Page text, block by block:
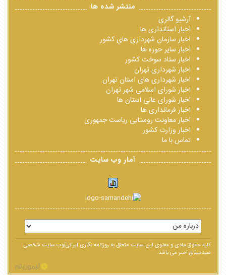
منتشر شده ها
آرشیو گالری
اخبار استانداری ها
اخبار سازمان شهرداری های کشور
اخبار سایر حوزه ها
اخبار ستاد سوخت کشور
اخبار شهرداری تهران
اخبار شهرداری های استان تهران
اخبار شورای اسلامی شهر تهران
اخبار شورای عالی استان ها
اخبار فرمانداری ها
اخبار معاونت روستایی ریاست جمهوری
اخبار وزارت کشور
تماس با ما
آمار وب سایت
کلیه حقوق مادی و معنوی این سایت متعلق به روزنامه نگاری ایرانی|وب سایت شخصی
سیدمیثاق اختر می باشد.